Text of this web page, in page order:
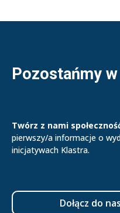
Pozostańmy
Twórz z nami
pierwszy/a informacje o
inicjatywach Klastra.
Dołącz do